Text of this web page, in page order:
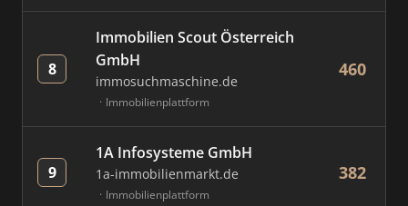
8
Immobilien Scout Österreich
GmbH
immosuchmaschine.de
Immobilienplattform
460
9
1A Infosysteme GmbH
1a-immobilienmarkt.de
Immobilienplattform
382